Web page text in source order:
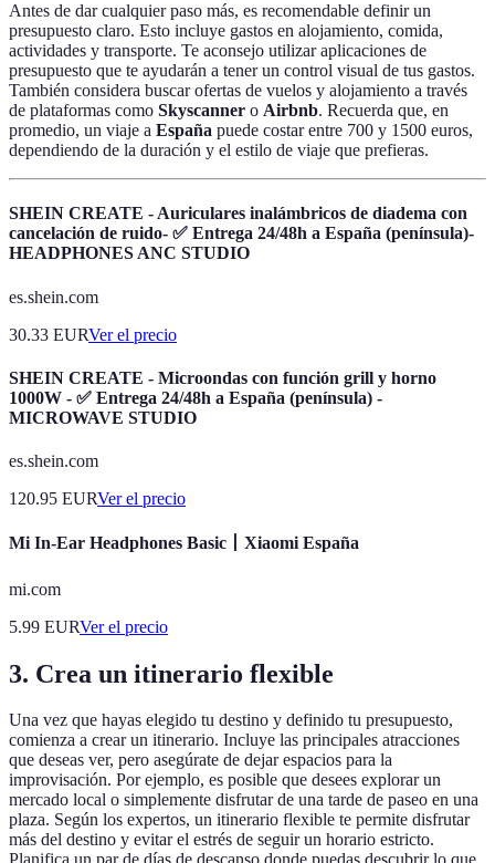
Antes de dar cualquier paso más, es recomendable definir un
presupuesto claro. Esto incluye gastos en alojamiento, comida,
actividades y transporte. Te aconsejo utilizar aplicaciones de
presupuesto que te ayudarán a tener un control visual de tus gastos.
También considera buscar ofertas de vuelos y alojamiento a través
de plataformas como Skyscanner o Airbnb. Recuerda que, en
promedio, un viaje a España puede costar entre 700 y 1500 euros,
dependiendo de la duración y el estilo de viaje que prefieras.
SHEIN CREATE - Auriculares inalámbricos de diadema con
cancelación de ruido- ✅ Entrega 24/48h a España (península)-
HEADPHONES ANC STUDIO
es.shein.com
30.33 EURVer el precio
SHEIN CREATE - Microondas con función grill y horno
1000W - ✅ Entrega 24/48h a España (península) -
MICROWAVE STUDIO
es.shein.com
120.95 EURVer el precio
Mi In-Ear Headphones Basic丨Xiaomi España
mi.com
5.99 EURVer el precio
3. Crea un itinerario flexible
Una vez que hayas elegido tu destino y definido tu presupuesto,
comienza a crear un itinerario. Incluye las principales atracciones
que deseas ver, pero asegúrate de dejar espacios para la
improvisación. Por ejemplo, es posible que desees explorar un
mercado local o simplemente disfrutar de una tarde de paseo en una
plaza. Según los expertos, un itinerario flexible te permite disfrutar
más del destino y evitar el estrés de seguir un horario estricto.